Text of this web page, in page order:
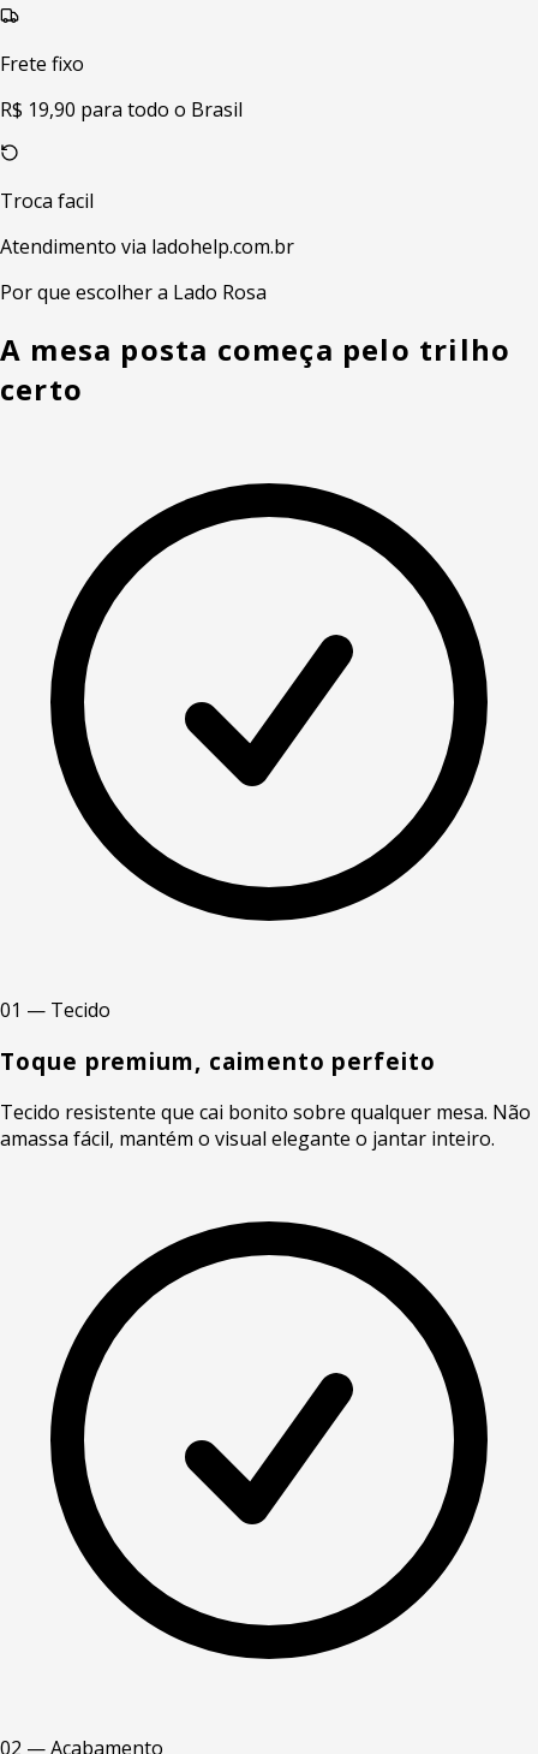
Frete fixo
R$ 19,90 para todo o Brasil
Troca facil
Atendimento via ladohelp.com.br
Por que escolher a Lado Rosa
A mesa posta começa pelo trilho
certo
01 — Tecido
Toque premium, caimento perfeito
Tecido resistente que cai bonito sobre qualquer mesa. Não
amassa fácil, mantém o visual elegante o jantar inteiro.
02 — Acabamento